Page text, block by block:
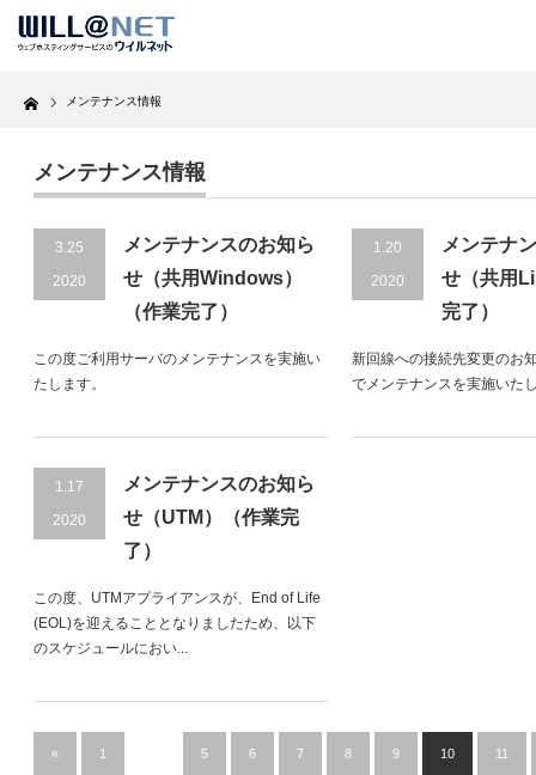
Home メンテナンス情報
メンテナンス情報
3.25
2020
メンテナンスのお知ら
せ（共用Windows）
（作業完了）
この度ご利用サーバのメンテナンスを実施い
たします。
1.20
2020
メンテナ
せ（共用
完了）
新回線への接続先変更のお
でメンテナンスを実施いた
1.17
2020
メンテナンスのお知ら
せ（UTM）（作業完
了）
この度、UTMアプライアンスが、End of Life
(EOL)を迎えることとなりましたため、以下
のスケジュールにおい...
« 1 5 6 7 8 9 10 11